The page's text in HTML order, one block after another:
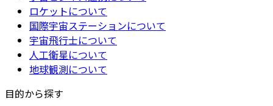
ロケットについて
国際宇宙ステーションについて
宇宙飛行士について
人工衛星について
地球観測について
目的から探す